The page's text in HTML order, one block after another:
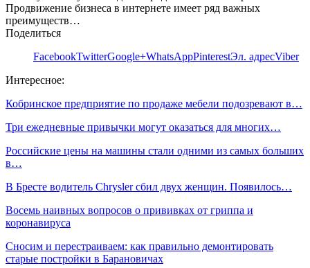
Продвижение бизнеса в интернете имеет ряд важных
преимуществ…
Поделиться
FacebookTwitterGoogle+WhatsAppPinterestЭл. адресViber
Интересное:
Кобринское предприятие по продаже мебели подозревают в…
Три ежедневные привычки могут оказаться для многих…
Российские цены на машины стали одними из самых больших
в…
В Бресте водитель Chrysler сбил двух женщин. Появилось…
Восемь наивных вопросов о прививках от гриппа и
коронавируса
Сносим и перестраиваем: как правильно демонтировать
старые постройки в Барановичах